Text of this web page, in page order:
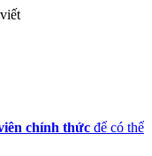
chính thức để có thể